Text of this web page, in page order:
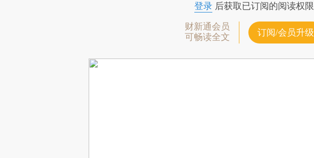
登录后获取已订阅的阅读权限
财新通会员
可畅读全文
订阅/会员升级